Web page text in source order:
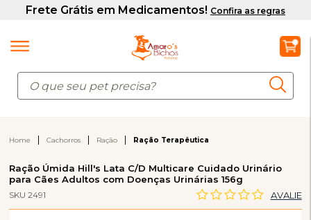
Home Cachorros Ração Ração Terapêutica
Ração Úmida Hill's Lata C/D Multicare Cuidado Urinário
para Cães Adultos com Doenças Urinárias 156g
SKU 2491 AVALIE